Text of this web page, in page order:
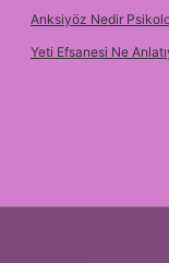
Anksiyöz Nedir
Yeti Efsanesi Ne